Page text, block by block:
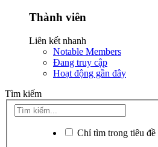
Thành viên
Liên kết nhanh
Notable Members
Đang truy cập
Hoạt động gần đây
Tìm kiếm
Chỉ tìm trong tiêu đề